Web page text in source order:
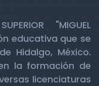
"MIGUEL
educativa que se
Hidalgo, México.
la formación de
licenciaturas